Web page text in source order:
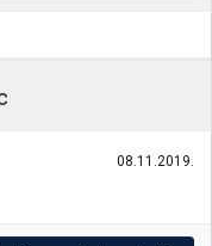
08.11.2019.